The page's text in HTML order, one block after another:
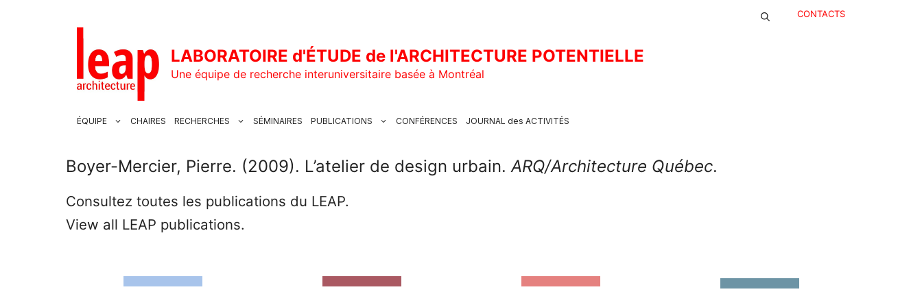
CONTACTS
LABORATOIRE d'ÉTUDE de l'ARCHITECTURE POTENTIELLE
Une équipe de recherche interuniversitaire basée à Montréal
ÉQUIPE CHAIRES RECHERCHES SÉMINAIRES PUBLICATIONS CONFÉRENCES JOURNAL des ACTIVITÉS
Boyer-Mercier, Pierre. (2009). L’atelier de design urbain.ARQ/Architecture Québec.
Consultez toutes les publications du LEAP.
View all LEAP publications.